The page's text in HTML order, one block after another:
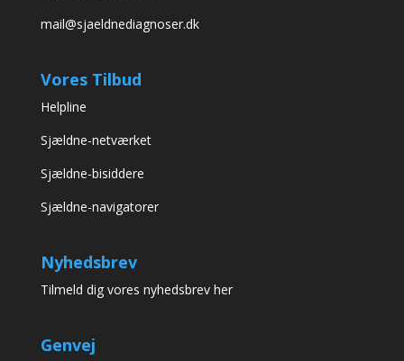
mail@sjaeldnediagnoser.dk
Vores Tilbud
Helpline
Sjældne-netværket
Sjældne-bisiddere
Sjældne-navigatorer
Nyhedsbrev
Tilmeld dig vores nyhedsbrev her
Genvej